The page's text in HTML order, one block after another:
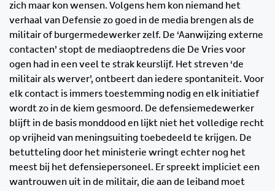
zich maar kon wensen. Volgens hem kon niemand het
verhaal van Defensie zo goed in de media brengen als de
militair of burgermedewerker zelf. De ‘Aanwijzing externe
contacten’ stopt de mediaoptredens die De Vries voor
ogen had in een veel te strak keurslijf. Het streven ‘de
militair als werver’, ontbeert dan iedere spontaniteit. Voor
elk contact is immers toestemming nodig en elk initiatief
wordt zo in de kiem gesmoord. De defensiemedewerker
blijft in de basis monddood en lijkt niet het volledige recht
op vrijheid van meningsuiting toebedeeld te krijgen. De
betutteling door het ministerie wringt echter nog het
meest bij het defensiepersoneel. Er spreekt impliciet een
wantrouwen uit in de militair, die aan de leiband moet